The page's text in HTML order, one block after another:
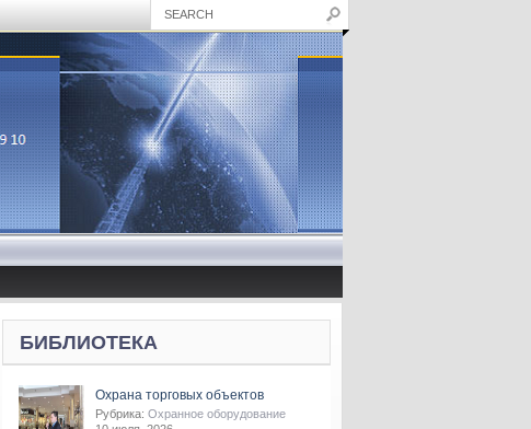
БИБЛИОТЕКА
Охрана торговых объектов
Рубрика: Охранное оборудование